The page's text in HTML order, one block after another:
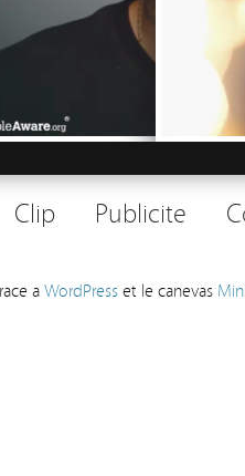
Clip Publicite
aWordPresset le canevas